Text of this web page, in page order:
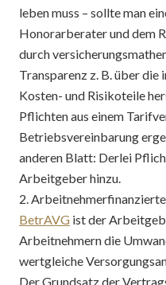
leben muss – sollte man
Honorarberater und dem
durch
Transparenz z. B. über die
Kosten- und Risikoteile
Pflichten aus einem
Betriebsvereinbarung
anderen Blatt: Derlei
Arbeitgeber hinzu.
2.
BetrAVG ist der
Arbeitnehmern die
wertgleiche
Der Grundsatz der